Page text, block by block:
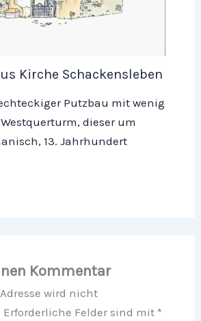
Kirche Schackensleben
Putzbau mit wenig
dieser um
13. Jahrhundert
Kommentar
wird nicht
Erforderliche Felder sind mit *